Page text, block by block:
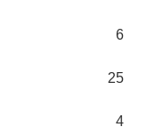
6
25
4